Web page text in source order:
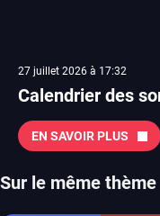
27 juillet 2026 à 17:32
Calendrier des
EN SAVOIR PLUS
Sur le même thème